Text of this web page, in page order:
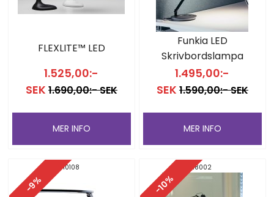
FLEXLITE™ LED
1.525,00:-
SEK 1.690,00:- SEK
MER INFO
Funkia LED
Skrivbordslampa
1.495,00:-
SEK 1.590,00:- SEK
MER INFO
-9%
10108
-10%
18002